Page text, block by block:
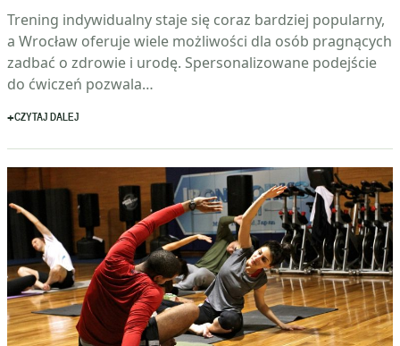
Trening indywidualny staje się coraz bardziej popularny,
a Wrocław oferuje wiele możliwości dla osób pragnących
zadbać o zdrowie i urodę. Spersonalizowane podejście
do ćwiczeń pozwala…
CZYTAJ DALEJ